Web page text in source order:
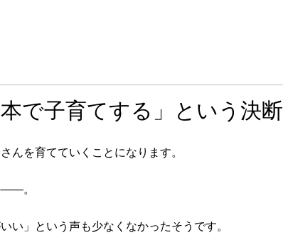
で子育てする」という決断
んを育てていくことになります。
――。
い」という声も少なくなかったそうです。